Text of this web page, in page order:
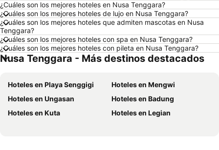
Hoteles en Maceió
Hoteles en Conil de la Frontera
Hoteles en Ámsterdam
Hoteles en Foz de Iguazú
Hoteles en Maragogi
Hoteles en Punta del Diablo
Hoteles en Brasil
Hoteles en Maldonado
Hoteles en Uruguay
Hoteles en Departamento de Colonia
Hoteles en Rocha
Hoteles en España
Hoteles en Asturias
Hoteles en Asunción
Hoteles en Isla Samana
¿Cuáles son los mejores hoteles en Nusa Tenggara?
¿Cuáles son los mejores hoteles de lujo en Nusa Tenggara?
¿Cuáles son los mejores hoteles que admiten mascotas en Nusa
Tenggara?
¿Cuáles son los mejores hoteles con spa en Nusa Tenggara?
¿Cuáles son los mejores hoteles con pileta en Nusa Tenggara?
Nusa Tenggara - Más destinos destacados
Hoteles en Playa Senggigi
Hoteles en Mengwi
Hoteles en Ungasan
Hoteles en Badung
Hoteles en Kuta
Hoteles en Legian